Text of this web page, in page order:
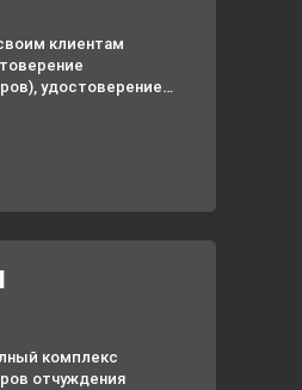
клиентам
удостоверение
комплекс
отчуждения